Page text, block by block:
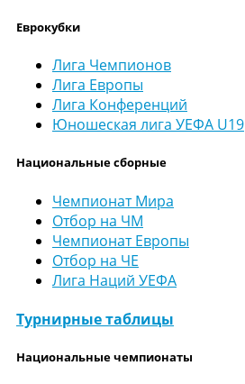
Еврокубки
Лига Чемпионов
Лига Европы
Лига Конференций
Юношеская лига УЕФА U19
Национальные сборные
Чемпионат Мира
Отбор на ЧМ
Чемпионат Европы
Отбор на ЧЕ
Лига Наций УЕФА
Турнирные таблицы
Национальные чемпионаты